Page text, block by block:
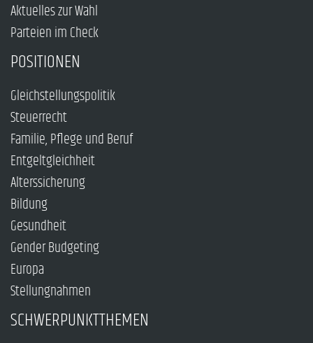
Aktuelles zur Wahl
Parteien im Check
POSITIONEN
Gleichstellungspolitik
Steuerrecht
Familie, Pflege und Beruf
Entgeltgleichheit
Alterssicherung
Bildung
Gesundheit
Gender Budgeting
Europa
Stellungnahmen
SCHWERPUNKTTHEMEN